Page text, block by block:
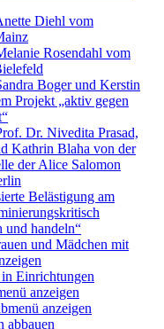
Diehl vom
Rosendahl vom
Boger und Kerstin
Projekt „aktiv gegen
Dr. Nivedita Prasad,
Kathrin Blaha von der
der Alice Salomon
Belästigung am
und handeln“
und Mädchen mit
Einrichtungen
anzeigen
anzeigen
abbauen